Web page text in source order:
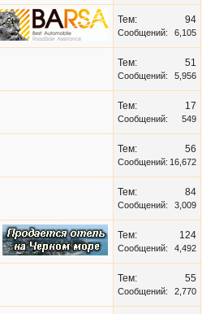
94
Тем:
6,105
Сообщений:
51
Тем:
5,956
Сообщений:
17
Тем:
549
Сообщений:
56
Тем:
16,672
Сообщений:
84
Тем:
3,009
Сообщений:
124
Тем:
4,492
Сообщений:
55
Тем:
2,770
Сообщений: